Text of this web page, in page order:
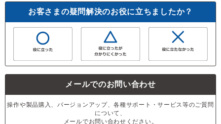
お客さまの疑問解決のお役に立ちましたか？
メールでのお問い合わせ
操作や製品購入、バージョンアップ、各種サポート・サービス等のご質問
について、
メールでお問い合わせください。